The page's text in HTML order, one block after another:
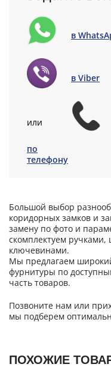
в
в Viber
или
по
телефону
Большой выбор
коридорных замков и
замену по фото и
скомплектуем
ключевинами.
Мы предлагаем
фурнитуры по
часть товаров.
Позвоните нам или
мы подберем
ПОХОЖИЕ